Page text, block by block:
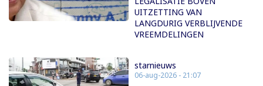
UITZETTING VAN
LANGDURIG VERBLIJVENDE
VREEMDELINGEN
starnieuws
06-aug-2026 - 21:07